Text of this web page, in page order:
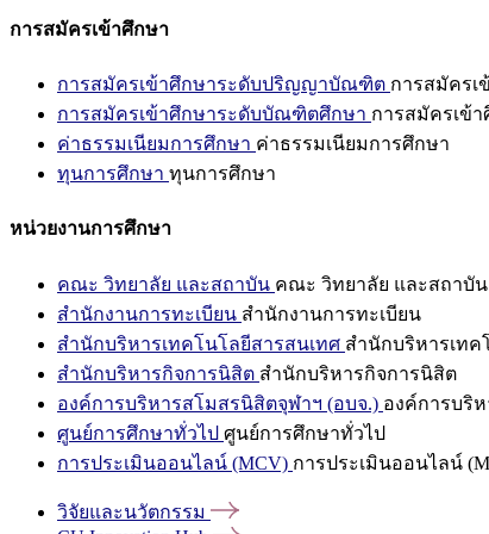
การสมัครเข้าศึกษา
การสมัครเข้าศึกษาระดับปริญญาบัณฑิต การสมัคร
การสมัครเข้าศึกษาระดับบัณฑิตศึกษา การสมัครเข้
ค่าธรรมเนียมการศึกษา ค่าธรรมเนียมการศึกษา
ทุนการศึกษา ทุนการศึกษา
หน่วยงานการศึกษา
คณะ วิทยาลัย และสถาบัน คณะ วิทยาลัย และสถาบัน
สำนักงานการทะเบียน สำนักงานการทะเบียน
สำนักบริหารเทคโนโลยีสารสนเทศ สำนักบริหารเทค
สำนักบริหารกิจการนิสิต สำนักบริหารกิจการนิสิต
องค์การบริหารสโมสรนิสิตจุฬาฯ (อบจ.) องค์การบริ
ศูนย์การศึกษาทั่วไป ศูนย์การศึกษาทั่วไป
การประเมินออนไลน์ (MCV) การประเมินออนไลน์
วิจัยและนวัตกรรม